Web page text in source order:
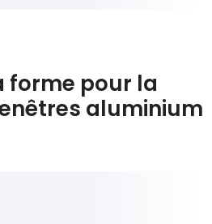
forme pour la
aluminium